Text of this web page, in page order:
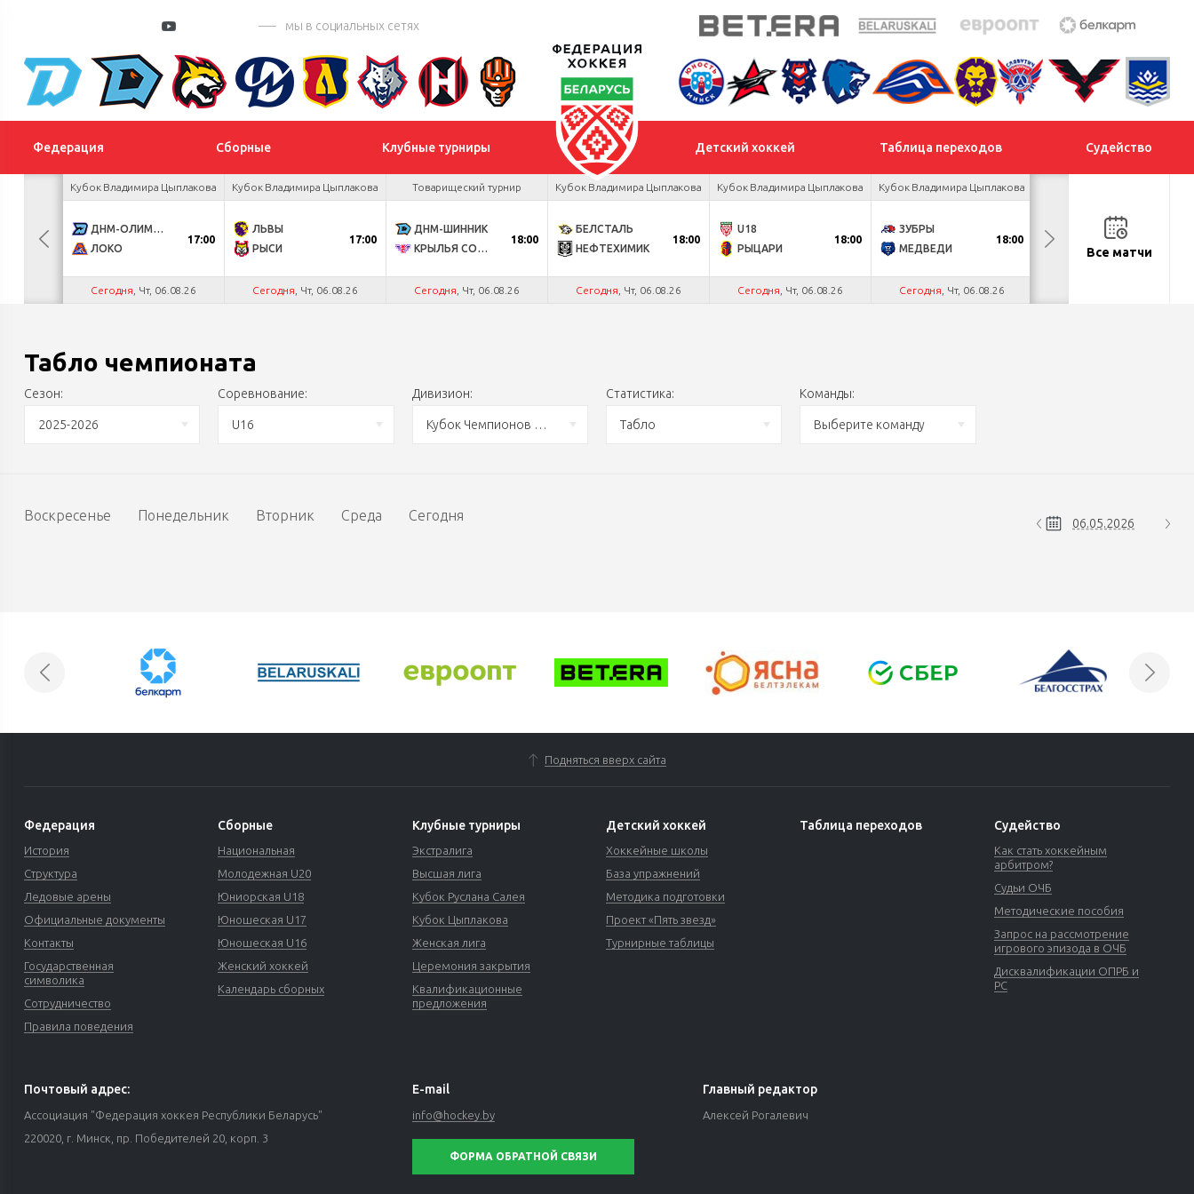
мы в социальных сетях
Федерация Сборные Клубные турниры Детский хоккей Таблица переходов Судейство
Кубок Владимира Цыплакова
ДНМ-ОЛИМПИК
ЛОКО
17:00
Сегодня , Чт, 06.08.26
Кубок Владимира Цыплакова
ЛЬВЫ
РЫСИ
17:00
Сегодня , Чт, 06.08.26
Товарищеский турнир
ДНМ-ШИННИК
КРЫЛЬЯ СОВЕТОВ
18:00
Сегодня , Чт, 06.08.26
Кубок Владимира Цыплакова
БЕЛСТАЛЬ
НЕФТЕХИМИК
18:00
Сегодня , Чт, 06.08.26
Кубок Владимира Цыплакова
U18
РЫЦАРИ
18:00
Сегодня , Чт, 06.08.26
Кубок Владимира Цыплакова
ЗУБРЫ
МЕДВЕДИ
18:00
Сегодня , Чт, 06.08.26
ЯСТРЕБЫ
ПРОГРЕСС
Все матчи
Табло чемпионата
Сезон:
2025-2026
Соревнование:
U16
Дивизион:
Кубок Чемпионов U16 3х3. Плей-офф
Статистика:
Табло
Команды:
Выберите команду
Воскресенье Понедельник Вторник Среда Сегодня
Подняться вверх сайта
Федерация
История
Структура
Ледовые арены
Официальные документы
Контакты
Государственная
символика
Сотрудничество
Правила поведения
Сборные
Национальная
Молодежная U20
Юниорская U18
Юношеская U17
Юношеская U16
Женский хоккей
Календарь сборных
Клубные турниры
Экстралига
Высшая лига
Кубок Руслана Салея
Кубок Цыплакова
Женская лига
Церемония закрытия
Квалификационные
предложения
Детский хоккей
Хоккейные школы
База упражнений
Методика подготовки
Проект «Пять звезд»
Турнирные таблицы
Таблица переходов Судейство
Как стать хоккейным
арбитром?
Судьи ОЧБ
Методические пособия
Запрос на рассмотрение
игрового эпизода в ОЧБ
Дисквалификации ОПРБ и
РС
Почтовый адрес:
Ассоциация "Федерация хоккея Республики Беларусь"
220020, г. Минск, пр. Победителей 20, корп. 3
E-mail
info@hockey.by
ФОРМА ОБРАТНОЙ СВЯЗИ
Главный редактор
Алексей Рогалевич